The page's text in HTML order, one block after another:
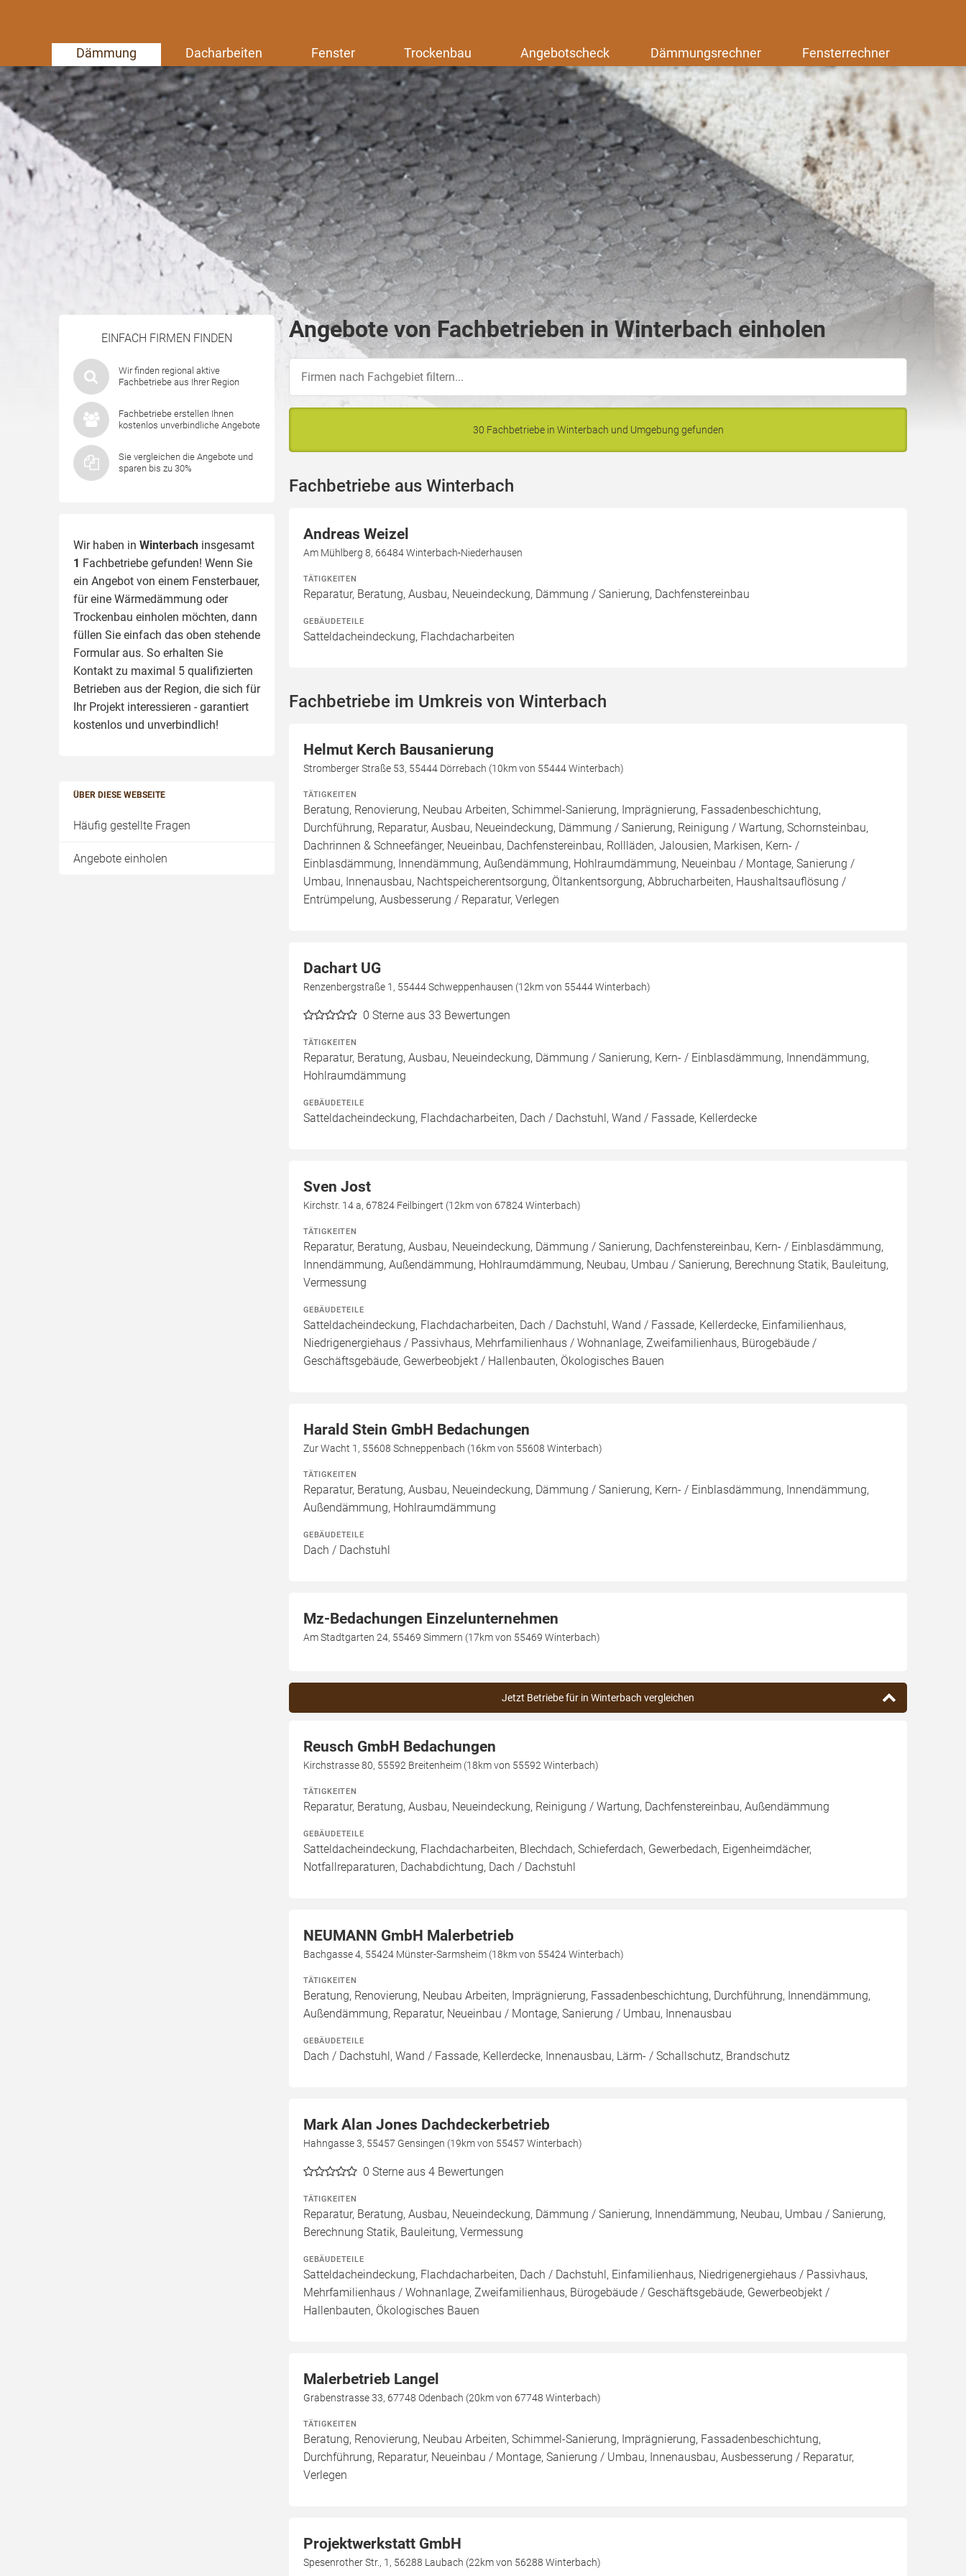
Dämmung Dacharbeiten Fenster Trockenbau Angebotscheck Dämmungsrechner Fensterrechner
EINFACH FIRMEN FINDEN
Wir finden regional aktive
Fachbetriebe aus Ihrer Region
Fachbetriebe erstellen Ihnen
kostenlos unverbindliche Angebote
Sie vergleichen die Angebote und
sparen bis zu 30%
Wir haben in Winterbach insgesamt
1 Fachbetriebe gefunden! Wenn Sie
ein Angebot von einem Fensterbauer,
für eine Wärmedämmung oder
Trockenbau einholen möchten, dann
füllen Sie einfach das oben stehende
Formular aus. So erhalten Sie
Kontakt zu maximal 5 qualifizierten
Betrieben aus der Region, die sich für
Ihr Projekt interessieren - garantiert
kostenlos und unverbindlich!
ÜBER DIESE WEBSEITE
Häufig gestellte Fragen
Angebote einholen
Angebote von Fachbetrieben in Winterbach einholen
30 Fachbetriebe in Winterbach und Umgebung gefunden
Fachbetriebe aus Winterbach
Andreas Weizel
Am Mühlberg 8, 66484 Winterbach-Niederhausen
TÄTIGKEITEN
Reparatur, Beratung, Ausbau, Neueindeckung, Dämmung / Sanierung, Dachfenstereinbau
GEBÄUDETEILE
Satteldacheindeckung, Flachdacharbeiten
Fachbetriebe im Umkreis von Winterbach
Helmut Kerch Bausanierung
Stromberger Straße 53, 55444 Dörrebach (10km von 55444 Winterbach)
TÄTIGKEITEN
Beratung, Renovierung, Neubau Arbeiten, Schimmel-Sanierung, Imprägnierung, Fassadenbeschichtung,
Durchführung, Reparatur, Ausbau, Neueindeckung, Dämmung / Sanierung, Reinigung / Wartung, Schornsteinbau,
Dachrinnen & Schneefänger, Neueinbau, Dachfenstereinbau, Rollläden, Jalousien, Markisen, Kern- /
Einblasdämmung, Innendämmung, Außendämmung, Hohlraumdämmung, Neueinbau / Montage, Sanierung /
Umbau, Innenausbau, Nachtspeicherentsorgung, Öltankentsorgung, Abbrucharbeiten, Haushaltsauflösung /
Entrümpelung, Ausbesserung / Reparatur, Verlegen
Dachart UG
Renzenbergstraße 1, 55444 Schweppenhausen (12km von 55444 Winterbach)
0 Sterne aus 33 Bewertungen
TÄTIGKEITEN
Reparatur, Beratung, Ausbau, Neueindeckung, Dämmung / Sanierung, Kern- / Einblasdämmung, Innendämmung,
Hohlraumdämmung
GEBÄUDETEILE
Satteldacheindeckung, Flachdacharbeiten, Dach / Dachstuhl, Wand / Fassade, Kellerdecke
Sven Jost
Kirchstr. 14 a, 67824 Feilbingert (12km von 67824 Winterbach)
TÄTIGKEITEN
Reparatur, Beratung, Ausbau, Neueindeckung, Dämmung / Sanierung, Dachfenstereinbau, Kern- / Einblasdämmung,
Innendämmung, Außendämmung, Hohlraumdämmung, Neubau, Umbau / Sanierung, Berechnung Statik, Bauleitung,
Vermessung
GEBÄUDETEILE
Satteldacheindeckung, Flachdacharbeiten, Dach / Dachstuhl, Wand / Fassade, Kellerdecke, Einfamilienhaus,
Niedrigenergiehaus / Passivhaus, Mehrfamilienhaus / Wohnanlage, Zweifamilienhaus, Bürogebäude /
Geschäftsgebäude, Gewerbeobjekt / Hallenbauten, Ökologisches Bauen
Harald Stein GmbH Bedachungen
Zur Wacht 1, 55608 Schneppenbach (16km von 55608 Winterbach)
TÄTIGKEITEN
Reparatur, Beratung, Ausbau, Neueindeckung, Dämmung / Sanierung, Kern- / Einblasdämmung, Innendämmung,
Außendämmung, Hohlraumdämmung
GEBÄUDETEILE
Dach / Dachstuhl
Mz-Bedachungen Einzelunternehmen
Am Stadtgarten 24, 55469 Simmern (17km von 55469 Winterbach)
Jetzt Betriebe für in Winterbach vergleichen
Reusch GmbH Bedachungen
Kirchstrasse 80, 55592 Breitenheim (18km von 55592 Winterbach)
TÄTIGKEITEN
Reparatur, Beratung, Ausbau, Neueindeckung, Reinigung / Wartung, Dachfenstereinbau, Außendämmung
GEBÄUDETEILE
Satteldacheindeckung, Flachdacharbeiten, Blechdach, Schieferdach, Gewerbedach, Eigenheimdächer,
Notfallreparaturen, Dachabdichtung, Dach / Dachstuhl
NEUMANN GmbH Malerbetrieb
Bachgasse 4, 55424 Münster-Sarmsheim (18km von 55424 Winterbach)
TÄTIGKEITEN
Beratung, Renovierung, Neubau Arbeiten, Imprägnierung, Fassadenbeschichtung, Durchführung, Innendämmung,
Außendämmung, Reparatur, Neueinbau / Montage, Sanierung / Umbau, Innenausbau
GEBÄUDETEILE
Dach / Dachstuhl, Wand / Fassade, Kellerdecke, Innenausbau, Lärm- / Schallschutz, Brandschutz
Mark Alan Jones Dachdeckerbetrieb
Hahngasse 3, 55457 Gensingen (19km von 55457 Winterbach)
0 Sterne aus 4 Bewertungen
TÄTIGKEITEN
Reparatur, Beratung, Ausbau, Neueindeckung, Dämmung / Sanierung, Innendämmung, Neubau, Umbau / Sanierung,
Berechnung Statik, Bauleitung, Vermessung
GEBÄUDETEILE
Satteldacheindeckung, Flachdacharbeiten, Dach / Dachstuhl, Einfamilienhaus, Niedrigenergiehaus / Passivhaus,
Mehrfamilienhaus / Wohnanlage, Zweifamilienhaus, Bürogebäude / Geschäftsgebäude, Gewerbeobjekt /
Hallenbauten, Ökologisches Bauen
Malerbetrieb Langel
Grabenstrasse 33, 67748 Odenbach (20km von 67748 Winterbach)
TÄTIGKEITEN
Beratung, Renovierung, Neubau Arbeiten, Schimmel-Sanierung, Imprägnierung, Fassadenbeschichtung,
Durchführung, Reparatur, Neueinbau / Montage, Sanierung / Umbau, Innenausbau, Ausbesserung / Reparatur,
Verlegen
Projektwerkstatt GmbH
Spesenrother Str., 1, 56288 Laubach (22km von 56288 Winterbach)